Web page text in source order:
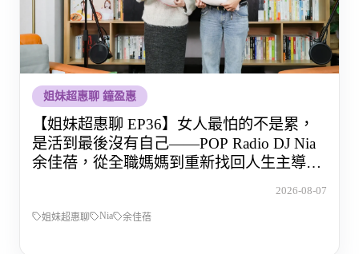
姐妹超惠聊 鐘盈惠
【姐妹超惠聊 EP36】女人最怕的不是累，
是活到最後沒有自己——POP Radio DJ Nia
余佳蓓，從全職媽媽到重新找回人生主導權
2026-08-07
姐妹超惠聊 Nia 余佳蓓